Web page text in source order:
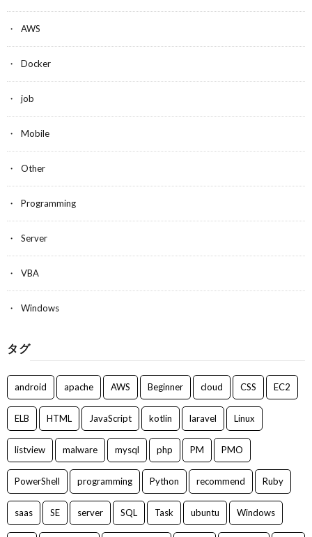
AWS
Docker
job
Mobile
Other
Programming
Server
VBA
Windows
タグ
android apache AWS Beginner cloud CSS EC2
ELB HTML JavaScript kotlin laravel Linux
listview malware mysql php PM PMO
PowerShell programming Python recommend Ruby
saas SE server SQL Task ubuntu Windows